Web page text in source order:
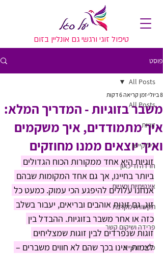
טיפול זוגי ורגשי גם אונליין בזום
פוסט
All Posts
זוגיות
רילוקיישן
חרדה ודיכאון
אינטימיות ומיניות
תקשורת מקרבת
פרידה ושיקום קשר
כלים רגשיים
All Posts
משבר בזוגיות - המדריך המלא:
איך מתמודדים, איך משקמים
ואיך יוצאים ממנו מחוזקים
8 ביולי זמן קריאה 6 דקות
זוגיות היא אחד ממקורות הכוח הגדולים
ביותר בחיינו, אך גם אחד המקומות שבהם
אנחנו עלולים להיפגע הכי עמוק. כמעט כל
זוג, גם זוגות אוהבים ובריאים, יעבור בשלב
כזה או אחר משבר בזוגיות. ההבדל בין
זוגות שנפרדים לבין זוגות שמצליחים
לצמוח, אינו בכך שהם לא חווים משברים –